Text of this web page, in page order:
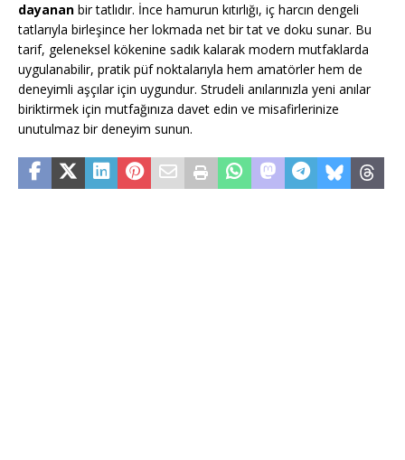
dayanan bir tatlıdır. İnce hamurun kıtırlığı, iç harcın dengeli
tatlarıyla birleşince her lokmada net bir tat ve doku sunar. Bu
tarif, geleneksel kökenine sadık kalarak modern mutfaklarda
uygulanabilir, pratik püf noktalarıyla hem amatörler hem de
deneyimli aşçılar için uygundur. Strudeli anılarınızla yeni anılar
biriktirmek için mutfağınıza davet edin ve misafirlerinize
unutulmaz bir deneyim sunun.